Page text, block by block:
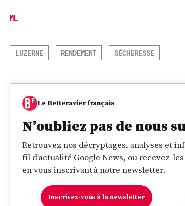
ML
LUZERNE RENDEMENT SÉCHERESSE
Le Betteravier français
N’oubliez pas de nous
Retrouvez nos décryptages, analyses et
fil d’actualité Google News, ou recevez-
en vous inscrivant à notre newsletter.
Inscrivez-vous à la newsletter